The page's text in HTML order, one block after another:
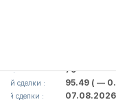
79
сделки : 95.49( — 0.0 )
сделки : 07.08.2026